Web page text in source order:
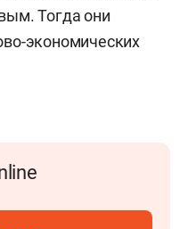
Тогда они
экономических